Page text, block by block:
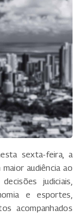
sexta-feira, a
audiência ao
judiciais,
e esportes,
acompanhados